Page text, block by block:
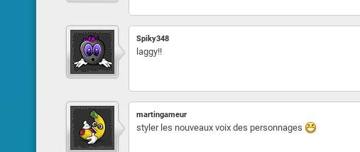
Spiky348
laggy!!
martingameur
styler les nouveaux voix des personnages